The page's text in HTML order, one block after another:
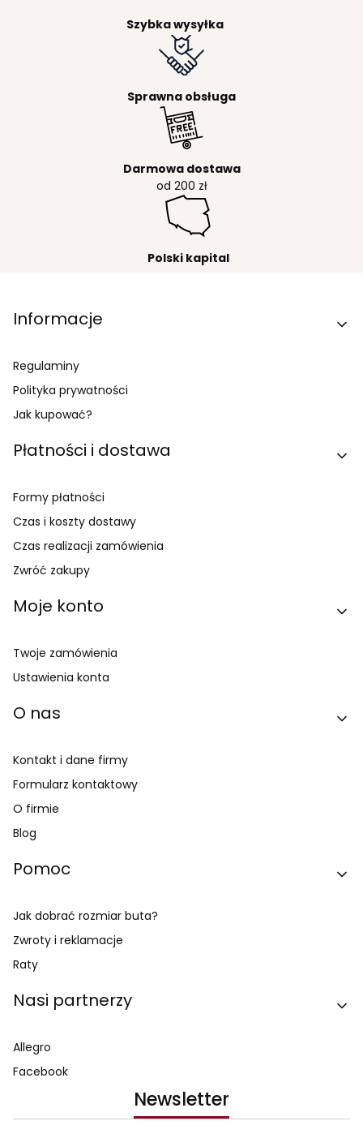
Szybka wysyłka
Sprawna obsługa
Darmowa dostawa
od 200 zł
Polski kapital
Linki w stopce
Informacje
Regulaminy
Polityka prywatności
Jak kupować?
Płatności i dostawa
Formy płatności
Czas i koszty dostawy
Czas realizacji zamówienia
Zwróć zakupy
Moje konto
Twoje zamówienia
Ustawienia konta
O nas
Kontakt i dane firmy
Formularz kontaktowy
O firmie
Blog
Pomoc
Jak dobrać rozmiar buta?
Zwroty i reklamacje
Raty
Nasi partnerzy
Allegro
Facebook
Newsletter